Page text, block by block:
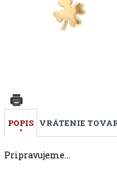
POPIS VRÁTENIE
Pripravujeme...